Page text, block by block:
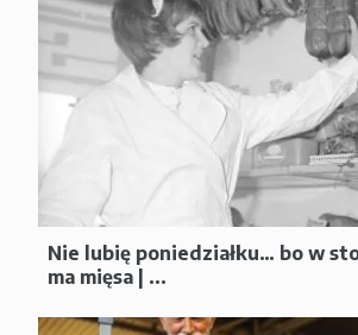
Nie lubię poniedziałku… bo w
ma mięsa | ...